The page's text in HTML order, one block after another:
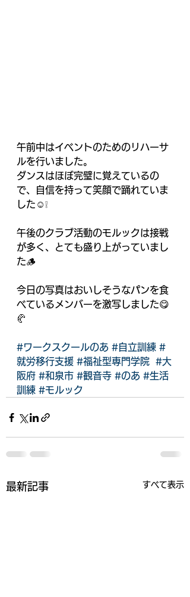
午前中はイベントのためのリハーサ
ルを行いました。
ダンスはほぼ完璧に覚えているの
で、自信を持って笑顔で踊れていま
した☺️❕
午後のクラブ活動のモルックは接戦
が多く、とても盛り上がっていまし
た🪵
今日の写真はおいしそうなパンを食
べているメンバーを激写しました😋
🥐
#ワークスクールのあ #自立訓練 #
就労移行支援 #福祉型専門学院
#大
阪府 #和泉市 #観音寺 #のあ #生活
訓練 #モルック
最新記事 すべて表示